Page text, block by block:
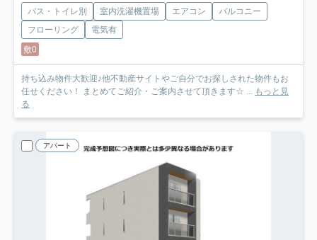
バス・トイレ別 室内洗濯機置場 エアコン
バルコニー
フローリング
電気有
敷0
持ち込み物件大歓迎♪他不動産サイトやご自分でお探しされた物件もお
任せください！ まとめてご紹介・ご案内させて頂きます☆ ... もっと見
る
アパート